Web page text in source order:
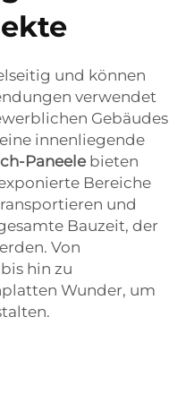
und können
verwendet
Gebäudes
innenliegende
Paneele bieten
Bereiche
und
Bauzeit, der
Von
hin zu
Wunder, um